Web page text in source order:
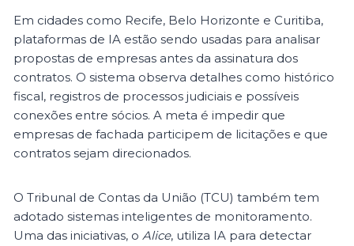
Em cidades como Recife, Belo Horizonte e Curitiba,
plataformas de IA estão sendo usadas para analisar
propostas de empresas antes da assinatura dos
contratos. O sistema observa detalhes como histórico
fiscal, registros de processos judiciais e possíveis
conexões entre sócios. A meta é impedir que
empresas de fachada participem de licitações e que
contratos sejam direcionados.
O Tribunal de Contas da União (TCU) também tem
adotado sistemas inteligentes de monitoramento.
Uma das iniciativas, oAlice, utiliza IA para detectar